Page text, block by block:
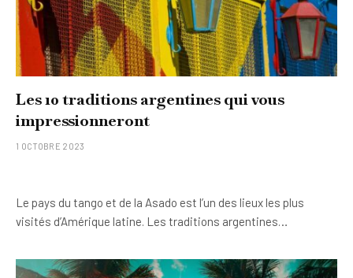
Les 10 traditions argentines qui vous
impressionneront
1 OCTOBRE 2023
Le pays du tango et de la Asado est l’un des lieux les plus
visités d’Amérique latine. Les traditions argentines…